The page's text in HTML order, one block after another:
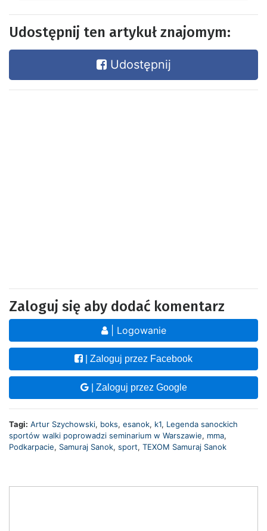
Udostępnij ten artykuł znajomym:
Udostępnij
Zaloguj się aby dodać komentarz
| Logowanie
| Zaloguj przez Facebook
| Zaloguj przez Google
Tagi: Artur Szychowski, boks, esanok, k1, Legenda sanockich
sportów walki poprowadzi seminarium w Warszawie, mma,
Podkarpacie, Samuraj Sanok, sport, TEXOM Samuraj Sanok